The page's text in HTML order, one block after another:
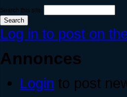
Search this site:
Log in to post on
Annonces
Login to post